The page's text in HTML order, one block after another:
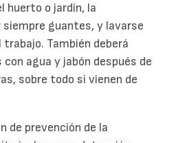
huerto o jardín, la
siempre guantes, y lavarse
También deberá
agua y jabón después de
sobre todo si vienen de
de prevención de la